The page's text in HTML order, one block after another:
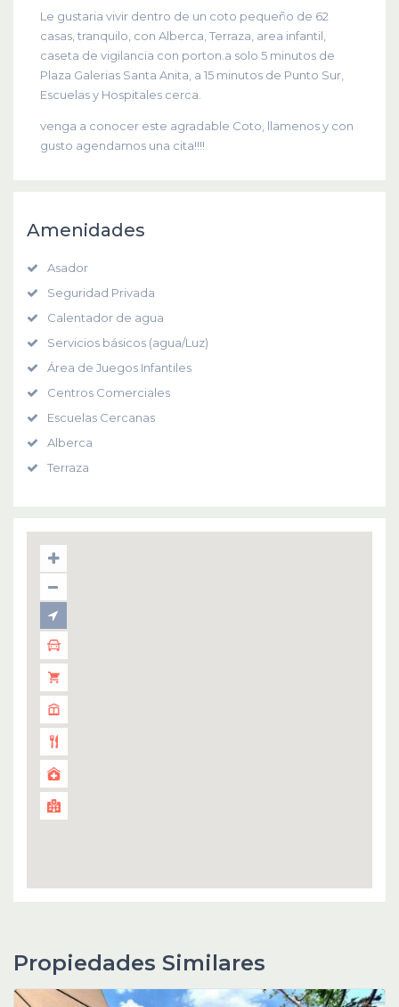
Le gustaria vivir dentro de un coto pequeño de 62
casas, tranquilo, con Alberca, Terraza, area infantil,
caseta de vigilancia con porton.a solo 5 minutos de
Plaza Galerias Santa Anita, a 15 minutos de Punto Sur,
Escuelas y Hospitales cerca.
venga a conocer este agradable Coto, llamenos y con
gusto agendamos una cita!!!!
Amenidades
Asador
Seguridad Privada
Calentador de agua
Servicios básicos (agua/Luz)
Área de Juegos Infantiles
Centros Comerciales
Escuelas Cercanas
Alberca
Terraza
Propiedades Similares